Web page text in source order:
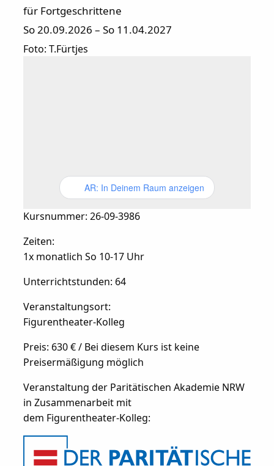
für Fortgeschrittene
So 20.09.2026 – So 11.04.2027
Foto: T.Fürtjes
AR: In Deinem Raum anzeigen
Kursnummer: 26-09-3986
Zeiten:
1x monatlich So 10-17 Uhr
Unterrichtstunden: 64
Veranstaltungsort:
Figurentheater-Kolleg
Preis: 630 € / Bei diesem Kurs ist keine
Preisermäßigung möglich
Veranstaltung der Paritätischen Akademie NRW
in Zusammenarbeit mit
dem Figurentheater-Kolleg: